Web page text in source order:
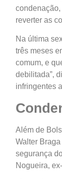
reverter as
Na última
três meses
comum, e
debilitada”,
infringentes
Além de
Walter
segurança
Nogueira,